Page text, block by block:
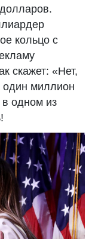
кольцо с
скажет: «Нет,
один миллион
одном из